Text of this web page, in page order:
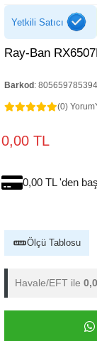
Yetkili Satıcı
Ray-Ban
Barkod :
(0) Yorum
0,00 TL
0,00 TL 'den
Ölçü Tablosu
Havale/EFT ile